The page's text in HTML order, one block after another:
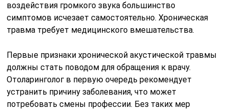
воздействия громкого звука большинство
симптомов исчезает самостоятельно. Хроническая
травма требует медицинского вмешательства.
Первые признаки хронической акустической травмы
должны стать поводом для обращения к врачу.
Отоларинголог в первую очередь рекомендует
устранить причину заболевания, что может
потребовать смены профессии. Без таких мер